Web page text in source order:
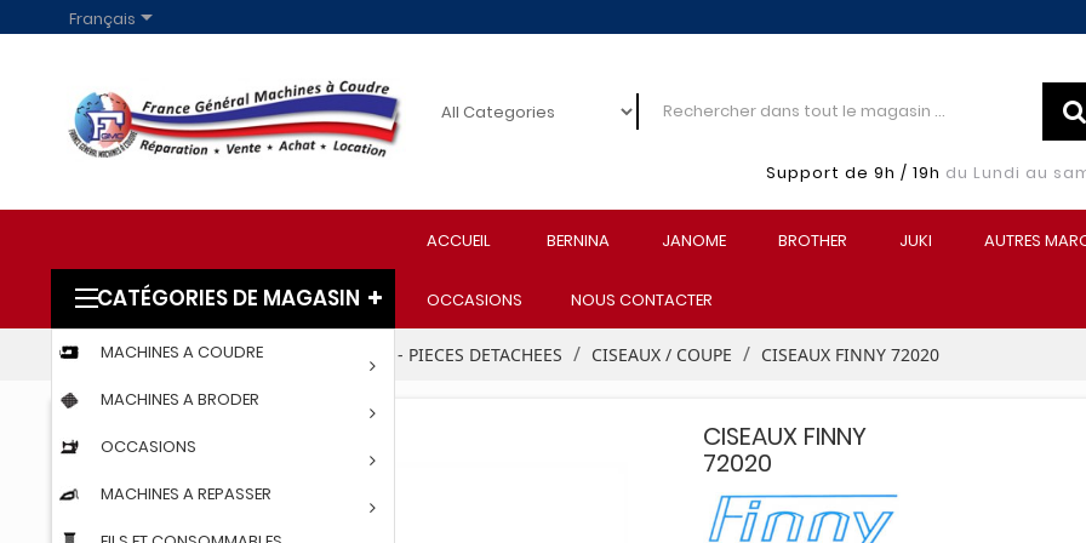
Français
Support de 9h / 19h du Lundi au
ACCUEIL BERNINA JANOME BROTHER JUKI AUTRES
OCCASIONS NOUS CONTACTER
CATÉGORIES DE MAGASIN
MACHINES A COUDRE
MACHINES A BRODER
OCCASIONS
MACHINES A REPASSER
Accueil PARTICULIERS ACCESSOIRES - PIECES DETACHEES CISEAUX / COUPE CISEAUX FINNY 72020
CISEAUX FINNY
72020